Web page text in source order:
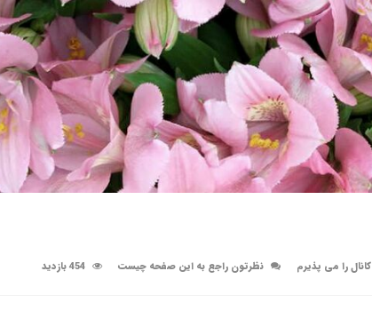
کانال را می پذیرم نظرتون راجع به این صفحه چیست 454 بازدید